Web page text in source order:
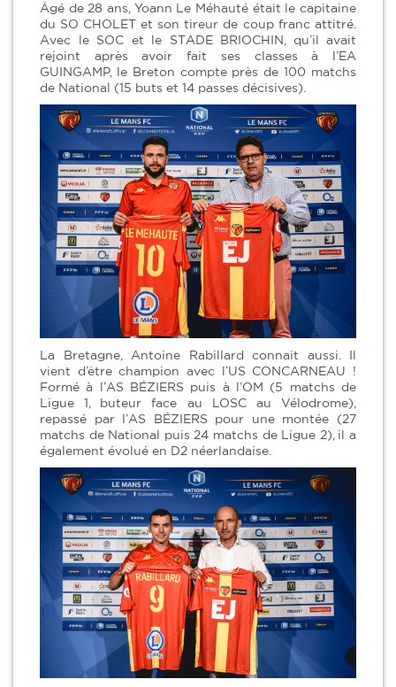
Âgé de 28 ans, Yoann Le Méhauté était le capitaine
du SO CHOLET et son tireur de coup franc attitré.
Avec le SOC et le STADE BRIOCHIN, qu’il avait
rejoint après avoir fait ses classes à l’EA
GUINGAMP, le Breton compte près de 100 matchs
de National (15 buts et 14 passes décisives).
La Bretagne, Antoine Rabillard connaît aussi. Il
vient d’être champion avec l’US CONCARNEAU !
Formé à l’AS BÉZIERS puis à l’OM (5 matchs de
Ligue 1, buteur face au LOSC au Vélodrome),
repassé par l’AS BÉZIERS pour une montée (27
matchs de National puis 24 matchs de Ligue 2), il a
également évolué en D2 néerlandaise.